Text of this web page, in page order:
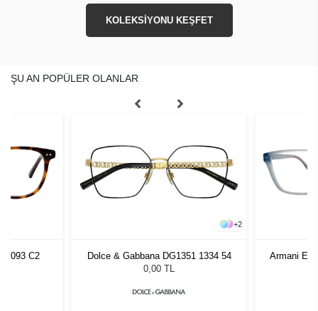
KOLEKSİYONU KEŞFET
ŞU AN POPÜLER OLANLAR
C2
+2
Dolce & Gabbana DG1351 1334 54
0,00 TL
Armani